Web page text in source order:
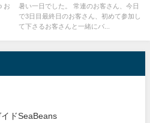
お
暑い一日でした。 常連のお客さん、今日
で3日目最終日のお客さん、初めて参加し
て下さるお客さんと一緒にバ...
ドSeaBeans